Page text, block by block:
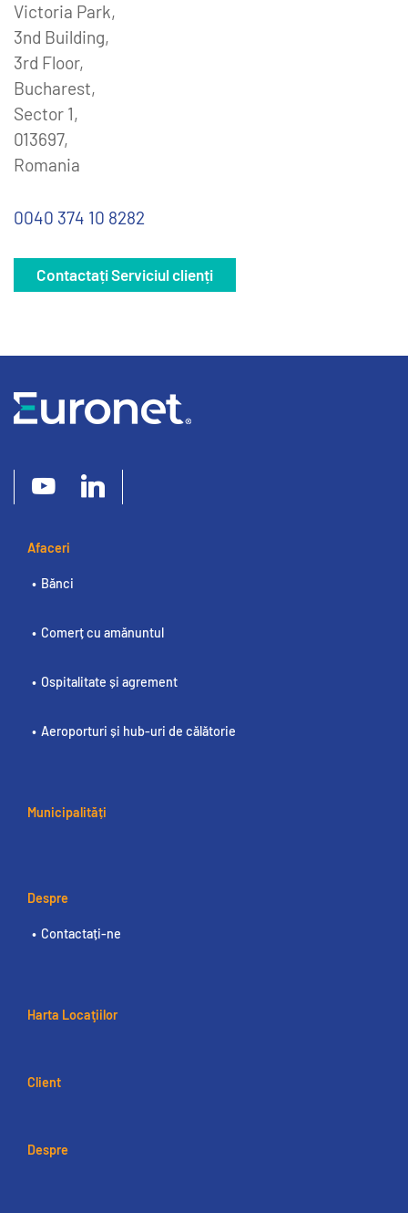
Victoria Park,
3nd Building,
3rd Floor,
Bucharest,
Sector 1,
013697,
Romania
0040 374 10 8282
Contactați Serviciul clienți
Afaceri
Bănci
Comerț cu amănuntul
Ospitalitate și agrement
Aeroporturi și hub-uri de călătorie
Municipalități
Despre
Contactați-ne
Harta Locaţiilor
Client
Despre